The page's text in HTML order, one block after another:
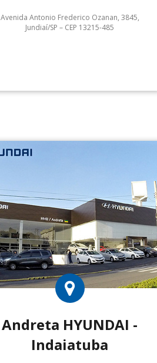
Avenida Antonio Frederico Ozanan, 3845,
Jundiaí/SP – CEP 13215-485
Andreta HYUNDAI -
Indaiatuba